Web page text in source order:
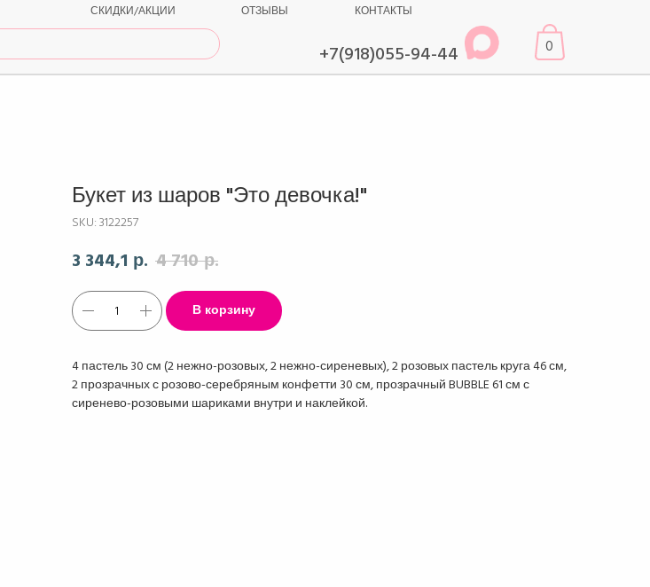
+7(918)055-94-44
СКИДКИ/АКЦИИ ОТЗЫВЫ КОНТАКТЫ
0
Букет из шаров "Это девочка!"
SKU: 3122257
3 344,1 р. 4 710 р.
В корзину
4 пастель 30 см (2 нежно-розовых, 2 нежно-сиреневых), 2 розовых пастель круга 46 см,
2 прозрачных с розово-серебряным конфетти 30 см, прозрачный BUBBLE 61 см с
сиренево-розовыми шариками внутри и наклейкой.